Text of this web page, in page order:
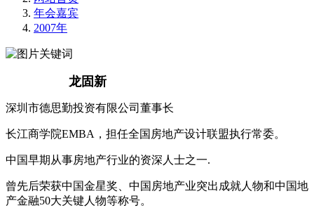
年会嘉宾
2007年
龙固新
深圳市德思勤投资有限公司董事长
长江商学院EMBA，担任全国房地产设计联盟执行常委。
中国早期从事房地产行业的资深人士之一.
曾先后荣获中国金星奖、中国房地产业突出成就人物和中国地
产金融50大关键人物等称号。